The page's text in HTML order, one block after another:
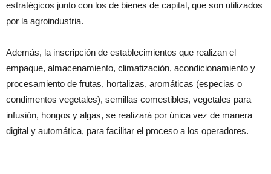
estratégicos junto con los de bienes de capital, que son utilizados
por la agroindustria.
Además, la inscripción de establecimientos que realizan el
empaque, almacenamiento, climatización, acondicionamiento y
procesamiento de frutas, hortalizas, aromáticas (especias o
condimentos vegetales), semillas comestibles, vegetales para
infusión, hongos y algas, se realizará por única vez de manera
digital y automática, para facilitar el proceso a los operadores.